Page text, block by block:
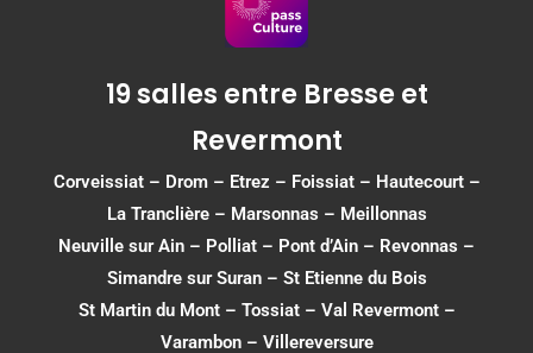
19 salles entre Bresse et
Revermont
Corveissiat– Drom– Etrez – Foissiat– Hautecourt–
La Tranclière – Marsonnas – Meillonnas
Neuville sur Ain – Polliat – Pont d’Ain – Revonnas –
Simandre sur Suran– St Etienne du Bois
St Martin du Mont– Tossiat– Val Revermont–
Varambon– Villereversure